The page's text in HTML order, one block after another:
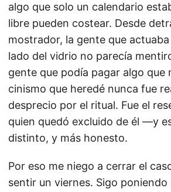
algo que solo un calendario
libre pueden costear. Desde
mostrador, la gente que
lado del vidrio no parecía
gente que podía pagar algo que
cinismo que heredé nunca fue
desprecio por el ritual. Fue el
quien quedó excluido de él —y
distinto, y más honesto.
Por eso me niego a cerrar el
sentir un viernes. Sigo poniendo